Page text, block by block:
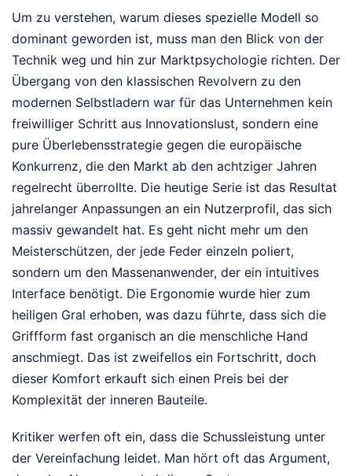
Um zu verstehen, warum dieses spezielle Modell so
dominant geworden ist, muss man den Blick von der
Technik weg und hin zur Marktpsychologie richten. Der
Übergang von den klassischen Revolvern zu den
modernen Selbstladern war für das Unternehmen kein
freiwilliger Schritt aus Innovationslust, sondern eine
pure Überlebensstrategie gegen die europäische
Konkurrenz, die den Markt ab den achtziger Jahren
regelrecht überrollte. Die heutige Serie ist das Resultat
jahrelanger Anpassungen an ein Nutzerprofil, das sich
massiv gewandelt hat. Es geht nicht mehr um den
Meisterschützen, der jede Feder einzeln poliert,
sondern um den Massenanwender, der ein intuitives
Interface benötigt. Die Ergonomie wurde hier zum
heiligen Gral erhoben, was dazu führte, dass sich die
Griffform fast organisch an die menschliche Hand
anschmiegt. Das ist zweifellos ein Fortschritt, doch
dieser Komfort erkauft sich einen Preis bei der
Komplexität der inneren Bauteile.
Kritiker werfen oft ein, dass die Schussleistung unter
der Vereinfachung leidet. Man hört oft das Argument,